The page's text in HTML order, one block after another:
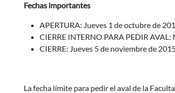
Fechas importantes
APERTURA: Jueves 1 de octubre de
CIERRE INTERNO PARA PEDIR
CIERRE: Jueves 5 de noviembre de
La fecha límite para pedir el aval de la